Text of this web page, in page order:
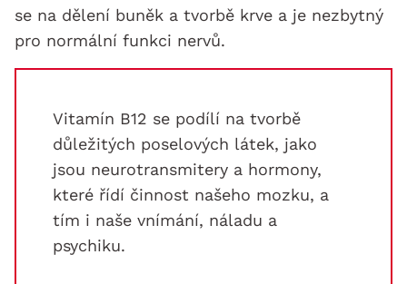
se na dělení buněk a tvorbě krve a je nezbytný
pro normální funkci nervů.
Vitamín B12 se podílí na tvorbě
důležitých poselových látek, jako
jsou neurotransmitery a hormony,
které řídí činnost našeho mozku, a
tím i naše vnímání, náladu a
psychiku.